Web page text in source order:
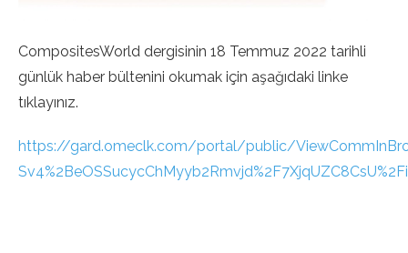
CompositesWorld dergisinin 18 Temmuz 2022 tarihli
günlük haber bültenini okumak için aşağıdaki linke
tıklayınız.
https://gard.omeclk.com/portal/public/